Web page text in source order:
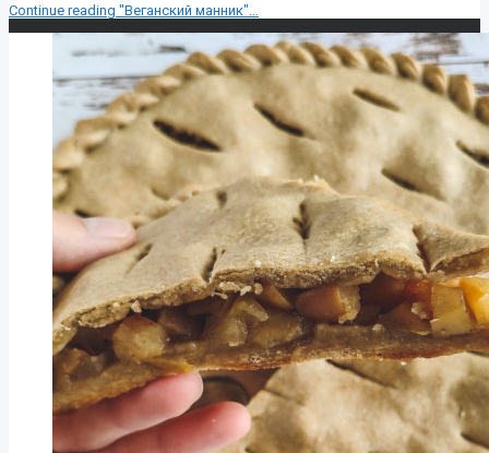
Continue reading "Веганский манник"